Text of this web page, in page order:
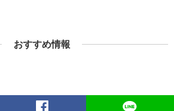
おすすめ情報